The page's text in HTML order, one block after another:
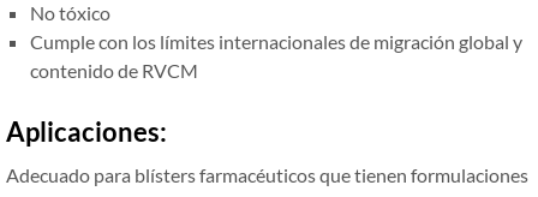
No tóxico
Cumple con los límites internacionales de migración global y
contenido de RVCM
Aplicaciones:
Adecuado para blísters farmacéuticos que tienen formulaciones